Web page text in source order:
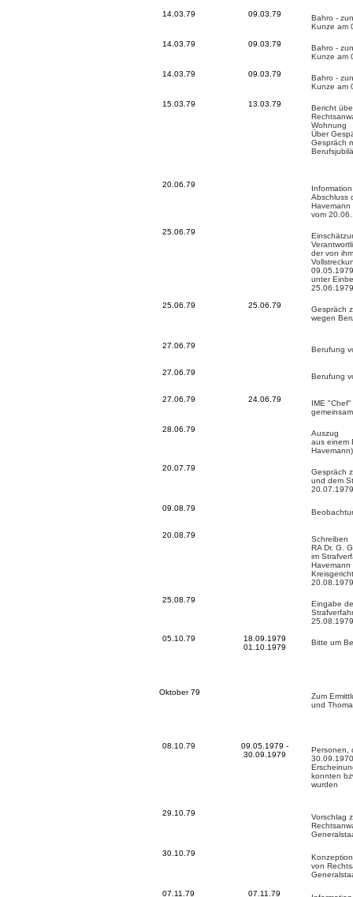
14.03.79 09.03.79
Bahro -
Kunze am
14.03.79
09.03.79
Bahro -
Kunze am
14.03.79
09.03.79
Bahro -
Kunze am
15.03.79
13.03.79
Bericht
Wohnung
Über
Gespräch
20.06.79
Abschluss
Havemann
vom
25.06.79
der von
unter
25.06.1979
25.06.79
25.06.79
Gespräch
wegen
27.06.79 Berufung
27.06.79 Berufung
27.06.79 24.06.79
IME
28.06.79
Auszug
aus einem
Havemann)
20.07.79
Gespräch
und dem
09.08.79
20.08.79
Schreiben
RA Dr. G.
im
Havemann
20.08.1979
25.08.79
Eingabe
25.08.1979
05.10.79
18.09.1979
01.10.1979
Bitte um
Oktober 79
Zum
und
08.10.79
09.05.1979 -
30.09.1979
Personen,
konnten
wurden
29.10.79
Vorschlag
30.10.79
von
07.11.79 07.11.79